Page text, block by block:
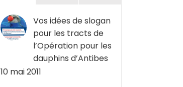
Vos idées de slogan
pour les tracts de
l’Opération pour les
dauphins d’Antibes
10 mai 2011